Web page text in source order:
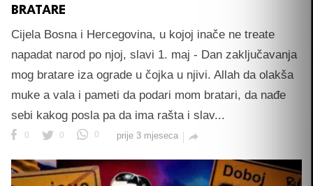
BRATARE
Cijela Bosna i Hercegovina, u kojoj inače ne treate
napadat narod po njoj, slavi 1. maj - Dan zaključavanja
mog bratare iza ograde u čojka u njivi. Allah da olakša
muke a vala i pameti da podari mom bratari, da nađe
sebi kakog posla pa da ima rašta i slav...
0 0 0 prije 3 mjeseca 